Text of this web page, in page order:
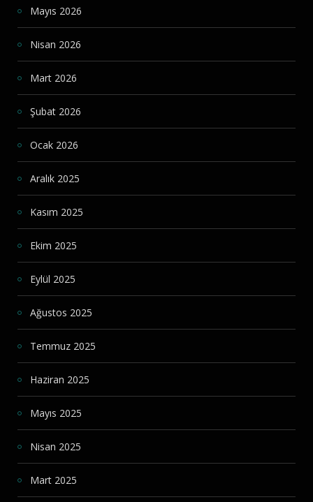
Mayıs 2026
Nisan 2026
Mart 2026
Şubat 2026
Ocak 2026
Aralık 2025
Kasım 2025
Ekim 2025
Eylül 2025
Ağustos 2025
Temmuz 2025
Haziran 2025
Mayıs 2025
Nisan 2025
Mart 2025